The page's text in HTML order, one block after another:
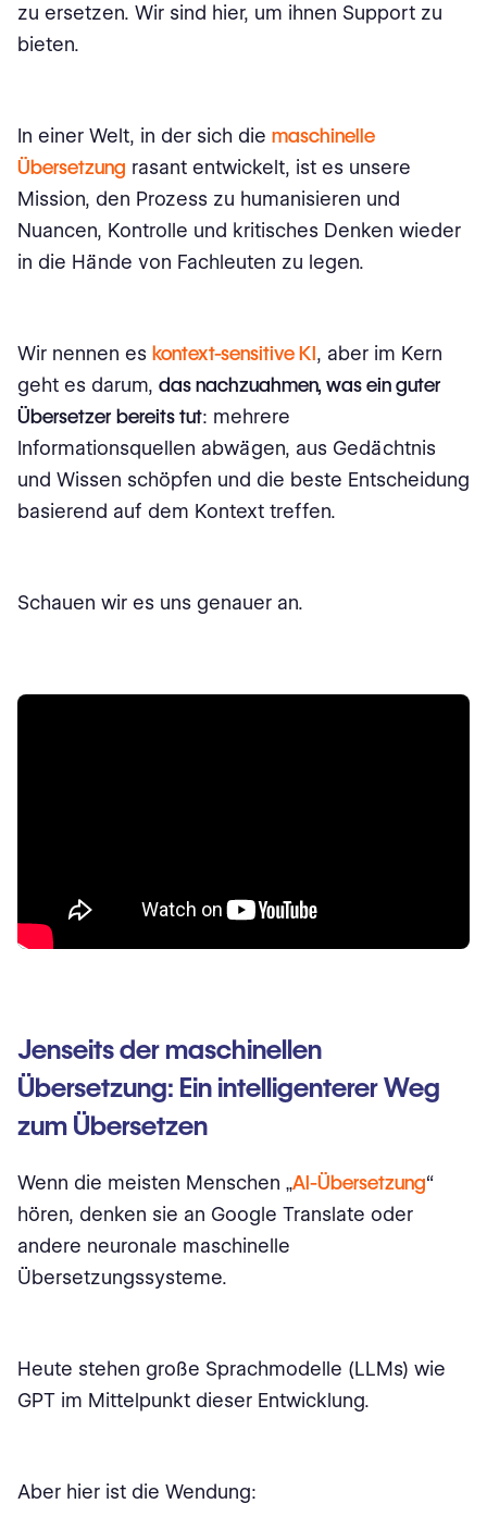
zu ersetzen. Wir sind hier, um ihnen Support zu
bieten.
In einer Welt, in der sich die maschinelle
Übersetzung rasant entwickelt, ist es unsere
Mission, den Prozess zu humanisieren und
Nuancen, Kontrolle und kritisches Denken wieder
in die Hände von Fachleuten zu legen.
Wir nennen es kontext-sensitive KI, aber im Kern
geht es darum, das nachzuahmen, was ein guter
Übersetzer bereits tut: mehrere
Informationsquellen abwägen, aus Gedächtnis
und Wissen schöpfen und die beste Entscheidung
basierend auf dem Kontext treffen.
Schauen wir es uns genauer an.
Jenseits der maschinellen
Übersetzung: Ein intelligenterer Weg
zum Übersetzen
Wenn die meisten Menschen „AI-Übersetzung“
hören, denken sie an Google Translate oder
andere neuronale maschinelle
Übersetzungssysteme.
Heute stehen große Sprachmodelle (LLMs) wie
GPT im Mittelpunkt dieser Entwicklung.
Aber hier ist die Wendung: